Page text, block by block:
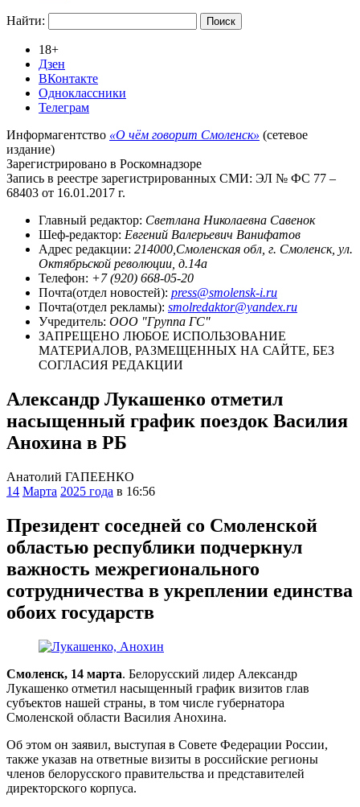
Найти:
18+
Дзен
ВКонтакте
Одноклассники
Телеграм
Информагентство «О чём говорит Смоленск» (сетевое
издание)
Зарегистрировано в Роскомнадзоре
Запись в реестре зарегистрированных СМИ: ЭЛ № ФС 77 –
68403 от 16.01.2017 г.
Главный редактор: Светлана Николаевна Савенок
Шеф-редактор: Евгений Валерьевич Ванифатов
Адрес редакции: 214000,Смоленская обл, г. Смоленск, ул.
Октябрьской революции, д.14а
Телефон: +7 (920) 668-05-20
Почта(отдел новостей): press@smolensk-i.ru
Почта(отдел рекламы): smolredaktor@yandex.ru
Учредитель: ООО "Группа ГС"
ЗАПРЕЩЕНО ЛЮБОЕ ИСПОЛЬЗОВАНИЕ
МАТЕРИАЛОВ, РАЗМЕЩЕННЫХ НА САЙТЕ, БЕЗ
СОГЛАСИЯ РЕДАКЦИИ
Александр Лукашенко отметил
насыщенный график поездок Василия
Анохина в РБ
Анатолий ГАПЕЕНКО
14 Марта 2025 года в 16:56
Президент соседней со Смоленской
областью республики подчеркнул
важность межрегионального
сотрудничества в укреплении единства
обоих государств
Смоленск, 14 марта. Белорусский лидер Александр
Лукашенко отметил насыщенный график визитов глав
субъектов нашей страны, в том числе губернатора
Смоленской области Василия Анохина.
Об этом он заявил, выступая в Совете Федерации России,
также указав на ответные визиты в российские регионы
членов белорусского правительства и представителей
директорского корпуса.